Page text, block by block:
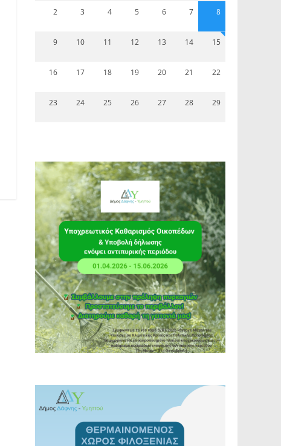
2 3 4 5 6 7 8
9 10 11 12 13 14 15
16 17 18 19 20 21 22
23 24 25 26 27 28 29